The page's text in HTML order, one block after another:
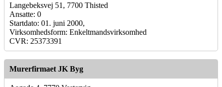
Langebeksvej 51, 7700 Thisted
Ansatte: 0
Startdato: 01. juni 2000,
Virksomhedsform: Enkeltmandsvirksomhed
CVR: 25373391
Murerfirmaet JK Byg